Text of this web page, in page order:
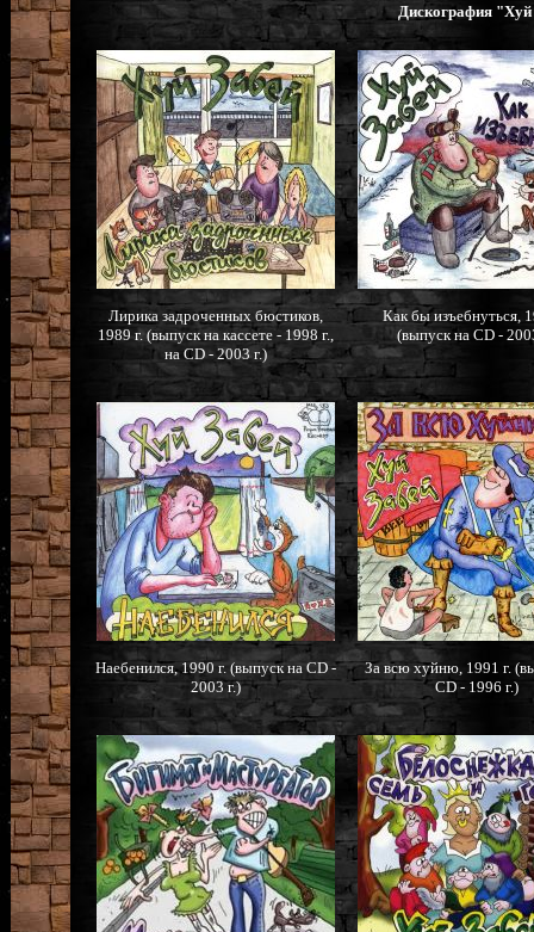
Дискография "Хуй
Лирика задроченных бюстиков,
1989 г. (выпуск на кассете - 1998 г.,
на CD - 2003 г.)
Как бы изъебнуться,
(выпуск на CD -
Наебенился, 1990 г. (выпуск на CD -
2003 г.)
За всю хуйню, 1991 г.
CD - 1996 г.)